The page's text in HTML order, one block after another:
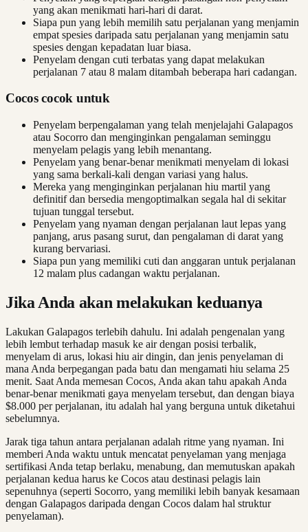
yang akan menikmati hari-hari di darat.
Siapa pun yang lebih memilih satu perjalanan yang menjamin
empat spesies daripada satu perjalanan yang menjamin satu
spesies dengan kepadatan luar biasa.
Penyelam dengan cuti terbatas yang dapat melakukan
perjalanan 7 atau 8 malam ditambah beberapa hari cadangan.
Cocos cocok untuk
Penyelam berpengalaman yang telah menjelajahi Galapagos
atau Socorro dan menginginkan pengalaman seminggu
menyelam pelagis yang lebih menantang.
Penyelam yang benar-benar menikmati menyelam di lokasi
yang sama berkali-kali dengan variasi yang halus.
Mereka yang menginginkan perjalanan hiu martil yang
definitif dan bersedia mengoptimalkan segala hal di sekitar
tujuan tunggal tersebut.
Penyelam yang nyaman dengan perjalanan laut lepas yang
panjang, arus pasang surut, dan pengalaman di darat yang
kurang bervariasi.
Siapa pun yang memiliki cuti dan anggaran untuk perjalanan
12 malam plus cadangan waktu perjalanan.
Jika Anda akan melakukan keduanya
Lakukan Galapagos terlebih dahulu. Ini adalah pengenalan yang
lebih lembut terhadap masuk ke air dengan posisi terbalik,
menyelam di arus, lokasi hiu air dingin, dan jenis penyelaman di
mana Anda berpegangan pada batu dan mengamati hiu selama 25
menit. Saat Anda memesan Cocos, Anda akan tahu apakah Anda
benar-benar menikmati gaya menyelam tersebut, dan dengan biaya
$8.000 per perjalanan, itu adalah hal yang berguna untuk diketahui
sebelumnya.
Jarak tiga tahun antara perjalanan adalah ritme yang nyaman. Ini
memberi Anda waktu untuk mencatat penyelaman yang menjaga
sertifikasi Anda tetap berlaku, menabung, dan memutuskan apakah
perjalanan kedua harus ke Cocos atau destinasi pelagis lain
sepenuhnya (seperti Socorro, yang memiliki lebih banyak kesamaan
dengan Galapagos daripada dengan Cocos dalam hal struktur
penyelaman).